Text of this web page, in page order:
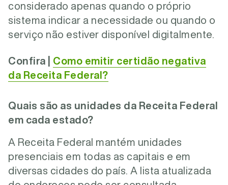
considerado apenas quando o próprio
sistema indicar a necessidade ou quando o
serviço não estiver disponível digitalmente.
Confira |
Como emitir certidão negativa
da Receita Federal?
Quais são as unidades da Receita Federal
em cada estado?
A Receita Federal mantém unidades
presenciais em todas as capitais e em
diversas cidades do país. A lista atualizada